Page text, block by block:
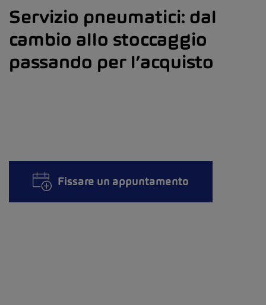
Servizio pneumatici: dal
cambio allo stoccaggio
passando per l’acquisto
Fissare un appuntamento